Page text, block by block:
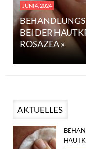
JUNI 4, 2024
BEI DER
ROSAZEA »
AKTUELLES